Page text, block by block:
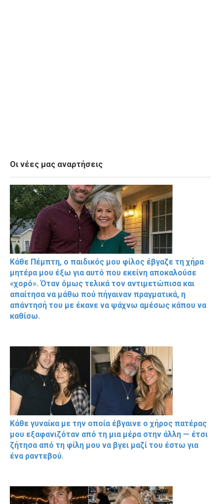
Οι νέες μας αναρτήσεις
Κάθε Πέμπτη, ο παιδικός μου φίλος έβγαζε τη χήρα
μητέρα μου έξω για αυτό που εκείνη αποκαλούσε
«χορό». Όταν όμως τελικά τον αντιμετώπισα και
απαίτησα να μάθω πού πήγαιναν πραγματικά, η
απάντησή του με έκανε να ψάχνω αμέσως κάπου να
καθίσω.
Κάθε γυναίκα με την οποία έβγαινε ο χήρος πατέρας
μου εξαφανιζόταν από τη μια μέρα στην άλλη — έτσι
ζήτησα από τη φίλη μου να βγει μαζί του έστω για
ένα ραντεβού.